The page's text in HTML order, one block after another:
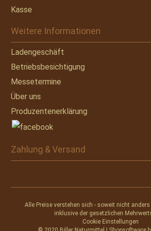
Kasse
Weitere Informationen
Ladengeschäft
Betriebsbesichtigung
Messetermine
Über uns
Produzentenerklärung
Zahlung & Versand
Alle Preise verstehen sich - soweit nicht
inklusive der gesetzlichen
Cookie Einstellungen